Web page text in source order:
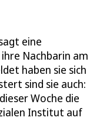
eine
Nachbarin am
haben sie sich
sind sie auch:
Woche die
Institut auf